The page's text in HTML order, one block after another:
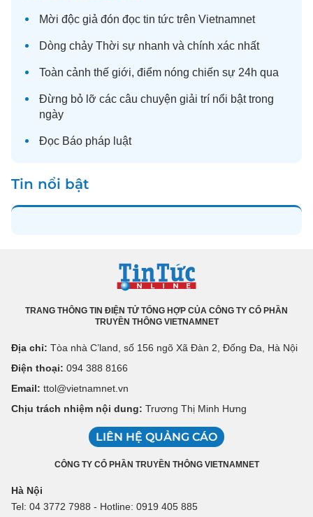
Mời độc giả đón đọc tin tức trên Vietnamnet
Dòng chảy Thời sự nhanh và chính xác nhất
Toàn cảnh thế giới, điểm nóng chiến sự 24h qua
Đừng bỏ lỡ các câu chuyện giải trí nổi bật trong
ngày
Đọc Báo pháp luật
Tin nổi bật
TRANG THÔNG TIN ĐIỆN TỬ TỔNG HỢP CỦA CÔNG TY CỔ PHẦN
TRUYỀN THÔNG VIETNAMNET
Địa chỉ: Tòa nhà C’land, số 156 ngõ Xã Đàn 2, Đống Đa, Hà Nội
Điện thoại: 094 388 8166
Email: ttol@vietnamnet.vn
Chịu trách nhiệm nội dung: Trương Thị Minh Hưng
LIÊN HỆ QUẢNG CÁO
CÔNG TY CỔ PHẦN TRUYỀN THÔNG VIETNAMNET
Hà Nội
Tel: 04 3772 7988 - Hotline: 0919 405 885